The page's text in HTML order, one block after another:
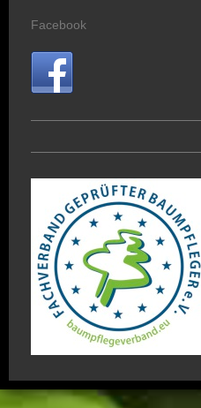
Facebook